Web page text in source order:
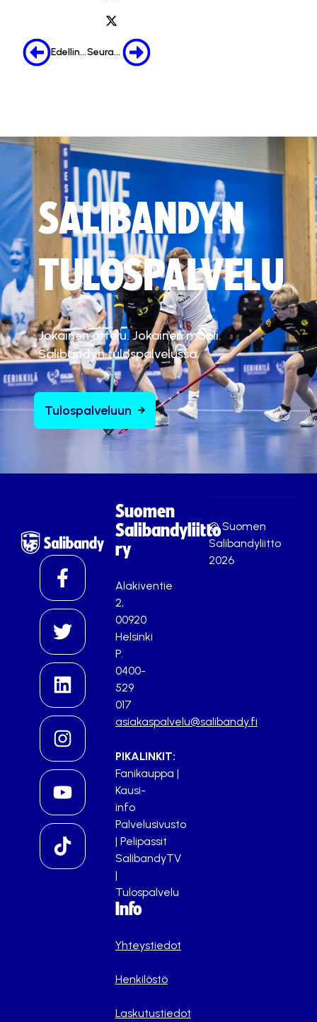
Edellinen Seuraava
SALIBANDYN
TULOSPALVELU
Jokainen ottelu. Jokainen maali.
Salibandyn tulospalvelussa.
Tulospalveluun
Suomen
Salibandyliitto
ry
Alakiventie
2,
00920
Helsinki
P.
0400-
529
017
asiakaspalvelu@salibandy.fi
PIKALINKIT:
Fanikauppa |
Kausi-
info
Palvelusivusto
| Pelipassit
SalibandyTV
|
Tulospalvelu
Info
Yhteystiedot
Henkilöstö
Laskutustiedot
© Suomen
Salibandyliitto
2026